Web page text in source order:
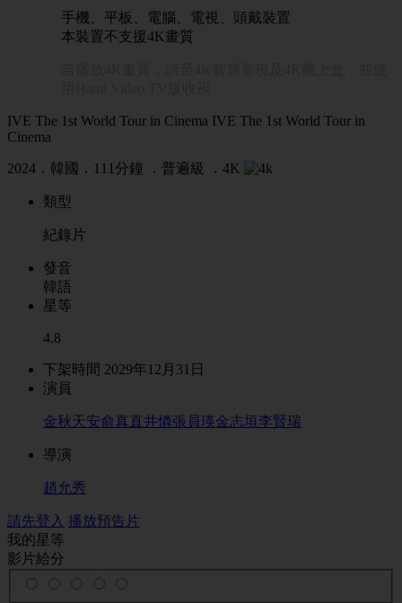
手機、平板、電腦、電視、頭戴裝置
本裝置不支援4K畫質
IVE The 1st World Tour in Cinema IVE The 1st World Tour in
Cinema
2024．韓國．111分鐘 ． 普遍級 ．4K
類型
紀錄片
發音
韓語
星等
4.8
下架時間 2029年12月31日
演員
金秋天安俞真直井憐張員瑛金志垣李賢瑞
導演
趙允秀
請先登入 播放預告片
我的星等
影片給分